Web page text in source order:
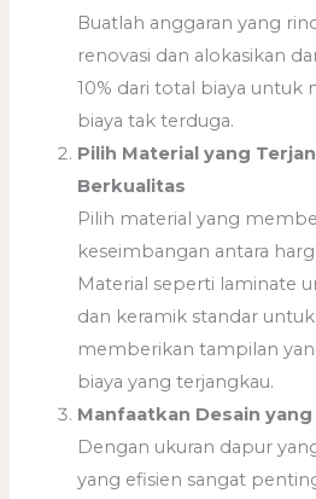
Buatlah anggaran yang
renovasi dan alokasikan
10% dari total biaya untuk
biaya tak terduga.
Pilih Material yang
Berkualitas
Pilih material yang
keseimbangan antara
Material seperti laminate
dan keramik standar
memberikan tampilan
biaya yang terjangkau.
Manfaatkan Desain yang
Dengan ukuran dapur
yang efisien sangat